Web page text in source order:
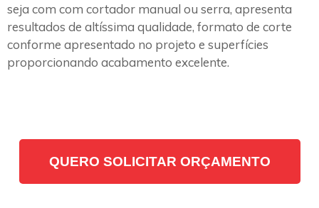
seja com com cortador manual ou serra, apresenta
resultados de altíssima qualidade, formato de corte
conforme apresentado no projeto e superfícies
proporcionando acabamento excelente.
QUERO SOLICITAR ORÇAMENTO